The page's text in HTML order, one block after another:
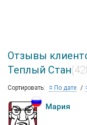
Отзывы
Теплый Стан
Сортировать: По дате
Мария